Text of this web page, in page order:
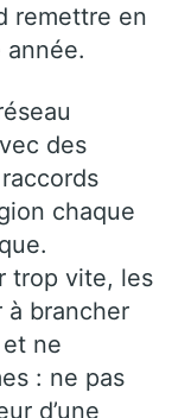
remettre en
des
chaque
trop vite, les
brancher
ne
: ne pas
d’une